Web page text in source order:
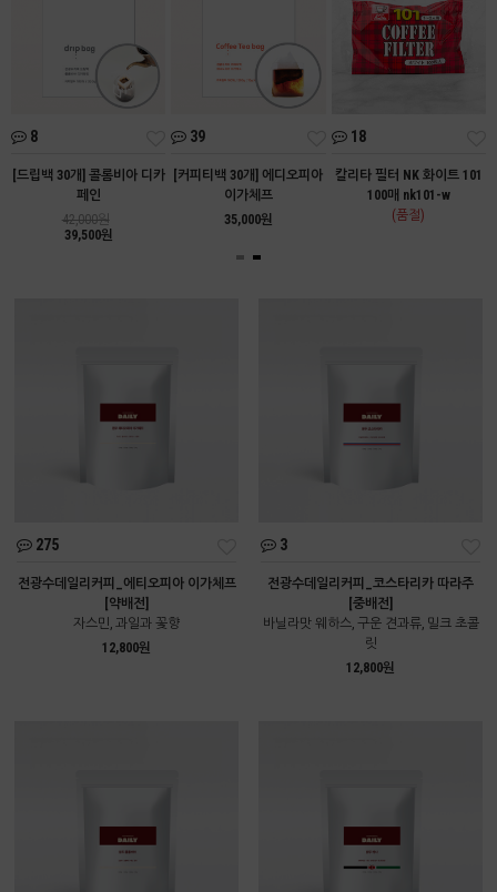
8
[드립백 30개] 콜롬비아 디카
페인
42,000원
39,500원
39
[커피티백 30개] 에디오피아
이가체프
35,000원
18
칼리타 필터 NK 화이트 101
100매 nk101-w
(품절)
275
전광수데일리커피_에티오피아 이가체프
[약배전]
자스민, 과일과 꽃향
12,800원
3
전광수데일리커피_코스타리카 따라주
[중배전]
바닐라맛 웨하스, 구운 견과류, 밀크 초콜
릿
12,800원